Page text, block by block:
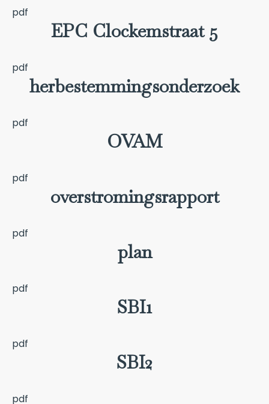
pdf
EPC Clockemstraat 5
pdf
herbestemmingsonderzoek
pdf
OVAM
pdf
overstromingsrapport
pdf
plan
pdf
SBI1
pdf
SBI2
pdf